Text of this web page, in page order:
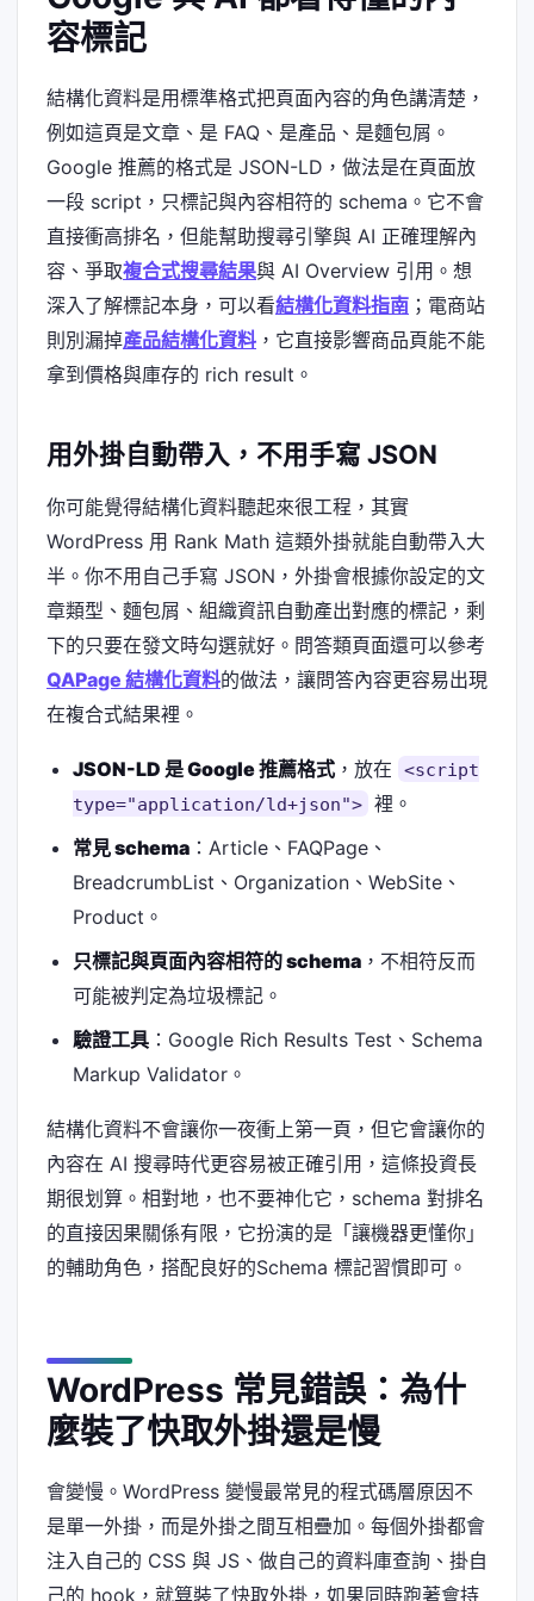
容標記
結構化資料是用標準格式把頁面內容的角色講清楚，
例如這頁是文章、是 FAQ、是產品、是麵包屑。
Google 推薦的格式是 JSON-LD，做法是在頁面放
一段 script，只標記與內容相符的 schema。它不會
直接衝高排名，但能幫助搜尋引擎與 AI 正確理解內
容、爭取複合式搜尋結果與 AI Overview 引用。想
深入了解標記本身，可以看結構化資料指南 ；電商站
則別漏掉產品結構化資料 ，它直接影響商品頁能不能
拿到價格與庫存的 rich result。
用外掛自動帶入，不用手寫 JSON
你可能覺得結構化資料聽起來很工程，其實
WordPress 用 Rank Math 這類外掛就能自動帶入大
半。你不用自己手寫 JSON，外掛會根據你設定的文
章類型、麵包屑、組織資訊自動產出對應的標記，剩
下的只要在發文時勾選就好。問答類頁面還可以參考
QAPage 結構化資料的做法，讓問答內容更容易出現
在複合式結果裡。
JSON-LD 是 Google 推薦格式，放在
<script
type="application/ld+json">
裡。
常見 schema：Article、FAQPage、
BreadcrumbList、Organization、WebSite、
Product。
只標記與頁面內容相符的 schema，不相符反而
可能被判定為垃圾標記。
驗證工具：Google Rich Results Test、Schema
Markup Validator。
結構化資料不會讓你一夜衝上第一頁，但它會讓你的
內容在 AI 搜尋時代更容易被正確引用，這條投資長
期很划算。相對地，也不要神化它，schema 對排名
的直接因果關係有限，它扮演的是「讓機器更懂你」
的輔助角色，搭配良好的Schema 標記習慣即可。
WordPress 常見錯誤：為什
麼裝了快取外掛還是慢
會變慢。WordPress 變慢最常見的程式碼層原因不
是單一外掛，而是外掛之間互相疊加。每個外掛都會
注入自己的 CSS 與 JS、做自己的資料庫查詢、掛自
己的 hook，就算裝了快取外掛，如果同時跑著會持